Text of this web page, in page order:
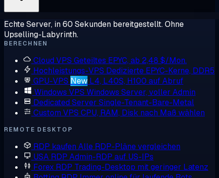
Echte Server, in 60 Sekunden bereitgestellt. Ohne
Upselling-Labyrinth.
BERECHNEN
Cloud VPS Geteiltes EPYC, ab 2,48 $/Mon.
Hochleistungs-VPS Dedizierte EPYC-Kerne, DDR5
GPU-VPS New L4, L40S, H100 auf Abruf
Windows VPS Windows Server, voller Admin
Dedicated Server Single-Tenant-Bare-Metal
Custom VPS CPU, RAM, Disk nach Maß wählen
REMOTE DESKTOP
RDP kaufen Alle RDP-Pläne vergleichen
USA RDP Admin-RDP auf US-IPs
Forex RDP Trading-Desktop mit geringer Latenz